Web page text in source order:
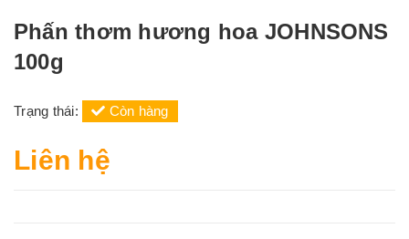
Phấn thơm hương hoa JOHNSONS
100g
Trạng thái: Còn hàng
Liên hệ